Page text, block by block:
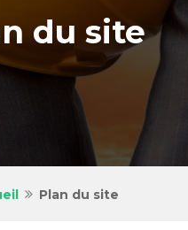
du site
Plan du site